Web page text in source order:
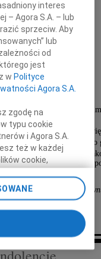
Birczyńska
fizycznego
Jerzym Birczyńskim
rozpoczną się mszą
1 lutego 2021 roku o
głównej Cmentarza
na miejsce wiecznego
Zięciowie, Wnuki i
zostanie różaniec.
interes
– Agora S.A. – lub
sprzeciw. Aby
lub
od
jest
w Polityce
Agora S.A.
zgodę na
typu cookie
i Agora S.A.
też w każdej
cookie,
poprzez
serwisu i
jest także za
możemy